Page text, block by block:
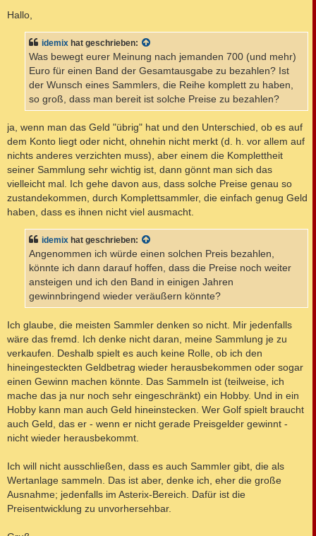
r
a
Hallo,
idemix hat geschrieben:
Was bewegt eurer Meinung nach jemanden 700 (und mehr)
Euro für einen Band der Gesamtausgabe zu bezahlen? Ist
der Wunsch eines Sammlers, die Reihe komplett zu haben,
so groß, dass man bereit ist solche Preise zu bezahlen?
ja, wenn man das Geld "übrig" hat und den Unterschied, ob es auf
dem Konto liegt oder nicht, ohnehin nicht merkt (d. h. vor allem auf
nichts anderes verzichten muss), aber einem die Komplettheit
seiner Sammlung sehr wichtig ist, dann gönnt man sich das
vielleicht mal. Ich gehe davon aus, dass solche Preise genau so
zustandekommen, durch Komplettsammler, die einfach genug Geld
haben, dass es ihnen nicht viel ausmacht.
idemix hat geschrieben:
Angenommen ich würde einen solchen Preis bezahlen,
könnte ich dann darauf hoffen, dass die Preise noch weiter
ansteigen und ich den Band in einigen Jahren
gewinnbringend wieder veräußern könnte?
Ich glaube, die meisten Sammler denken so nicht. Mir jedenfalls
wäre das fremd. Ich denke nicht daran, meine Sammlung je zu
verkaufen. Deshalb spielt es auch keine Rolle, ob ich den
hineingesteckten Geldbetrag wieder herausbekommen oder sogar
einen Gewinn machen könnte. Das Sammeln ist (teilweise, ich
mache das ja nur noch sehr eingeschränkt) ein Hobby. Und in ein
Hobby kann man auch Geld hineinstecken. Wer Golf spielt braucht
auch Geld, das er - wenn er nicht gerade Preisgelder gewinnt -
nicht wieder herausbekommt.
Ich will nicht ausschließen, dass es auch Sammler gibt, die als
Wertanlage sammeln. Das ist aber, denke ich, eher die große
Ausnahme; jedenfalls im Asterix-Bereich. Dafür ist die
Preisentwicklung zu unvorhersehbar.